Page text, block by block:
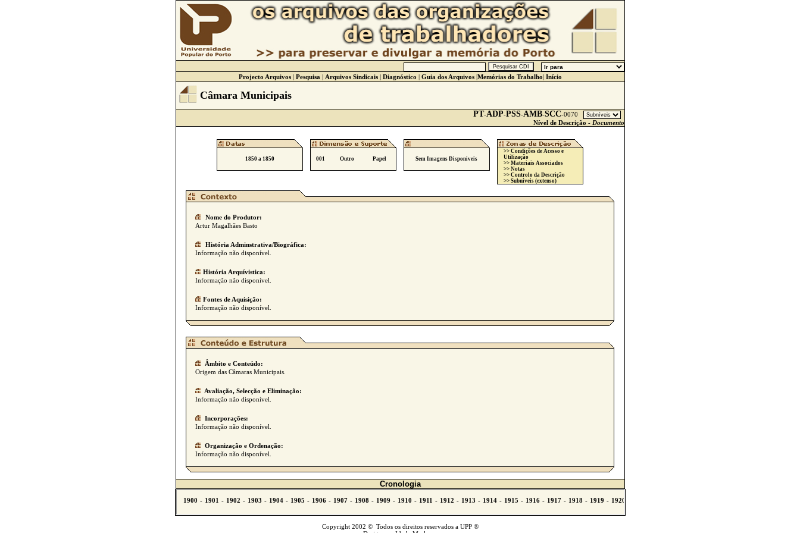
Projecto Arquivos| Pesquisa | Arquivos Sindicais| Diagnóstico | Guia dos Arquivos|Memórias do Trabalho| Início
Câmara Municipais
PT-ADP-PSS-AMB-SCC-0070
Nível de Descrição - Documento
1850 a 1850 001 Outro Papel Sem Imagens Disponiveis
>> Condições de Acesso e
Utilização
>> Materiais Associados
>> Notas
>> Controlo da Descrição
>> Subníveis (extenso)
Nome do Produtor:
Artur Magalhães Basto
História Adminstrativa/Biográfica:
Informação não disponível.
História Arquívistica:
Informação não disponível.
Fontes de Aquisição:
Informação não disponível.
Âmbito e Conteúdo:
Origem das Câmaras Municipais.
Avaliação, Selecção e Eliminação:
Informação não disponível.
Incorporações:
Informação não disponível.
Organização e Ordenação:
Informação não disponível.
Cronologia
Copyright 2002 © Todos os direitos reservados a UPP ®